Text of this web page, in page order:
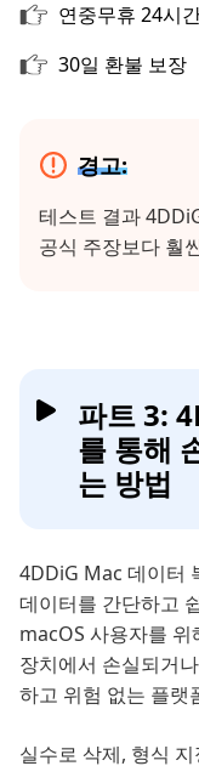
연중무휴 24시
30일 환불 보장
경고:
테스트 결과
공식 주장보다 훨
파트 3:
를 통해
는 방법
4DDiG Mac 데이터
데이터를 간단하고
macOS 사용자를
장치에서 손실되거
하고 위험 없는 플랫
실수로 삭제, 형식